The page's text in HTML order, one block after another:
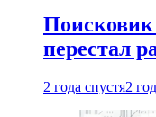
перестал
2 года спустя2